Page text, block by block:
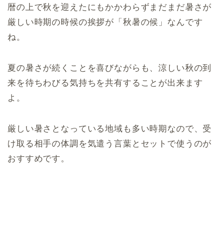
暦の上で秋を迎えたにもかかわらずまだまだ暑さが
厳しい時期の時候の挨拶が「秋暑の候」なんです
ね。
夏の暑さが続くことを喜びながらも、涼しい秋の到
来を待ちわびる気持ちを共有することが出来ます
よ。
厳しい暑さとなっている地域も多い時期なので、受
け取る相手の体調を気遣う言葉とセットで使うのが
おすすめです。